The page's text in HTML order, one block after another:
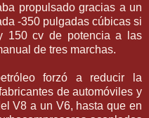
propulsado gracias a un
-350 pulgadas cúbicas si
150 cv de potencia a las
de tres marchas.
forzó a reducir la
de automóviles y
V8 a un V6, hasta que en